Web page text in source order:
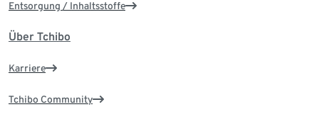
Entsorgung / Inhaltsstoffe
Über Tchibo
Karriere
Tchibo Community